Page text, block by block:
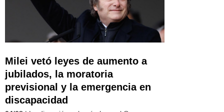
Milei vetó leyes de aumento a
jubilados, la moratoria
previsional y la emergencia en
discapacidad